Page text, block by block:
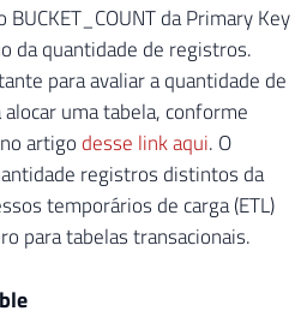
] VARCHAR(100),
] VARCHAR(100)
= ON DURABILITY
INT = 1,
da Primary Key
da quantidade de registros.
para avaliar a quantidade de
uma tabela, conforme
artigo desse link aqui. O
registros distintos da
temporários de carga (ETL)
para tabelas transacionais.